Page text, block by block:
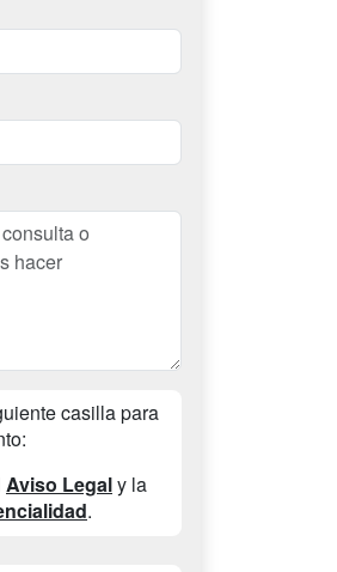
casilla para
Aviso Legaly la
.